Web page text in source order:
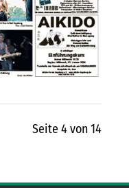
Seite 4 von 14